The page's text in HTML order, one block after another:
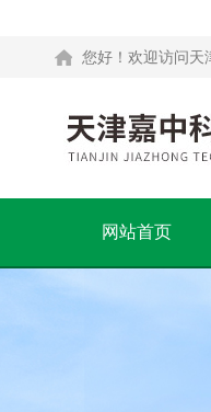
您好！欢迎访问天
网站首页